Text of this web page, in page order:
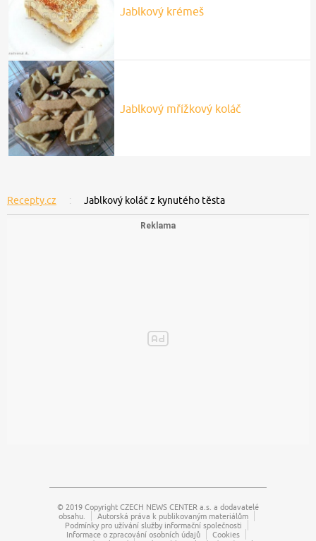
Jablkový krémeš
Jablkový mřížkový koláč
Recepty.cz Jablkový koláč z kynutého těsta
© 2019 Copyright CZECH NEWS CENTER a.s. a dodavatelé
obsahu.
Autorská práva k publikovaným materiálům
Podmínky pro užívání služby informační společnosti
Informace o zpracování osobních údajů
Cookies